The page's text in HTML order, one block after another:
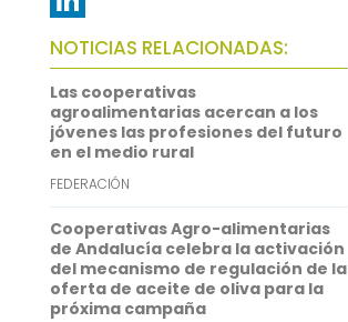
b
o
o
k
t
t
e
r
a
i
l
h
a
t
s
A
p
p
L
i
n
k
e
d
I
n
NOTICIAS RELACIONADAS:
Las cooperativas
agroalimentarias acercan a los
jóvenes las profesiones del futuro
en el medio rural
FEDERACIÓN
Cooperativas Agro-alimentarias
de Andalucía celebra la activación
del mecanismo de regulación de la
oferta de aceite de oliva para la
próxima campaña